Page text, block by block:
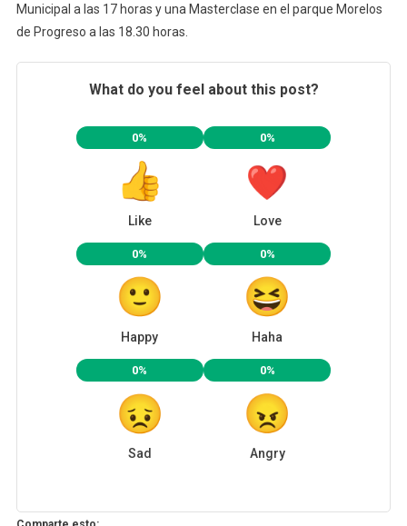
Municipal a las 17 horas y una Masterclase en el parque Morelos
de Progreso a las 18.30 horas.
What do you feel about this post?
0%
Like
0%
Love
0%
Happy
0%
Haha
0%
Sad
0%
Angry